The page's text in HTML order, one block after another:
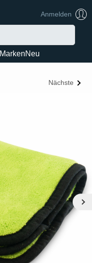
Anmelden
MarkenNeu
Nächste